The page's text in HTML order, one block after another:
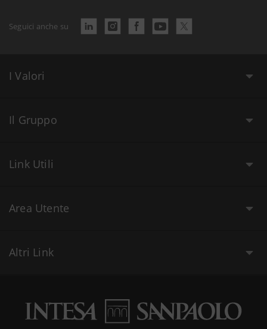
Seguici anche su
I Valori
Il Gruppo
Link Utili
Area Utente
Altri Link